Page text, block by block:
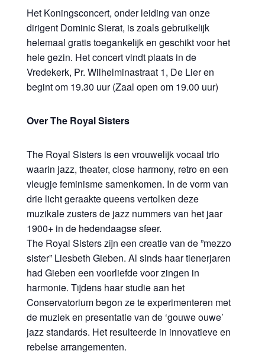
Het Koningsconcert, onder leiding van onze
dirigent Dominic Sierat, is zoals gebruikelijk
helemaal gratis toegankelijk en geschikt voor het
hele gezin. Het concert vindt plaats in de
Vredekerk, Pr. Wilhelminastraat 1, De Lier en
begint om 19.30 uur (Zaal open om 19.00 uur)
Over The Royal Sisters
The Royal Sisters is een vrouwelijk vocaal trio
waarin jazz, theater, close harmony, retro en een
vleugje feminisme samenkomen. In de vorm van
drie licht geraakte queens vertolken deze
muzikale zusters de jazz nummers van het jaar
1900+ in de hedendaagse sfeer.
The Royal Sisters zijn een creatie van de ”mezzo
sister” Liesbeth Gieben. Al sinds haar tienerjaren
had Gieben een voorliefde voor zingen in
harmonie. Tijdens haar studie aan het
Conservatorium begon ze te experimenteren met
de muziek en presentatie van de ‘gouwe ouwe’
jazz standards. Het resulteerde in innovatieve en
rebelse arrangementen.